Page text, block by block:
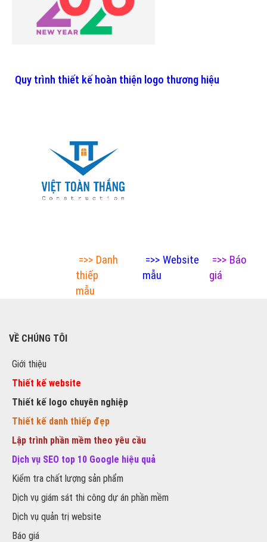
Quy trình thiết kế hoàn thiện logo thương hiệu
=>> Danh
thiếp
mẫu
=>> Website
mẫu
=>> Báo
giá
VỀ CHÚNG TÔI
Giới thiệu
Thiết kế website
Thiết kế logo chuyên nghiệp
Thiết kế danh thiếp đẹp
Lập trình phần mềm theo yêu cầu
Dịch vụ SEO top 10 Google hiệu quả
Kiểm tra chất lượng sản phẩm
Dịch vụ giám sát thi công dự án phần mềm
Dịch vụ quản trị website
Báo giá